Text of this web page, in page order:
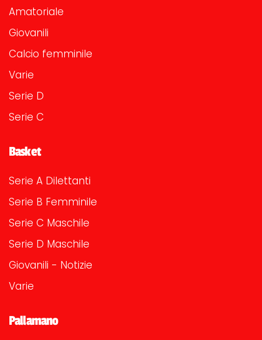
Amatoriale
Giovanili
Calcio femminile
Varie
Serie D
Serie C
Basket
Serie A Dilettanti
Serie B Femminile
Serie C Maschile
Serie D Maschile
Giovanili - Notizie
Varie
Pallamano